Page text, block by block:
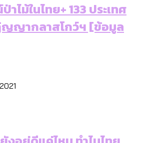
ไม้ในไทย+ 133 ประเทศ
ญากลาสโกว์ฯ [ข้อมูล